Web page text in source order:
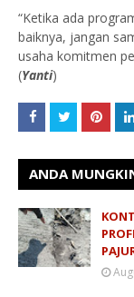
“Ketika ada
baiknya, jangan
usaha komitmen
(Yanti)
ANDA